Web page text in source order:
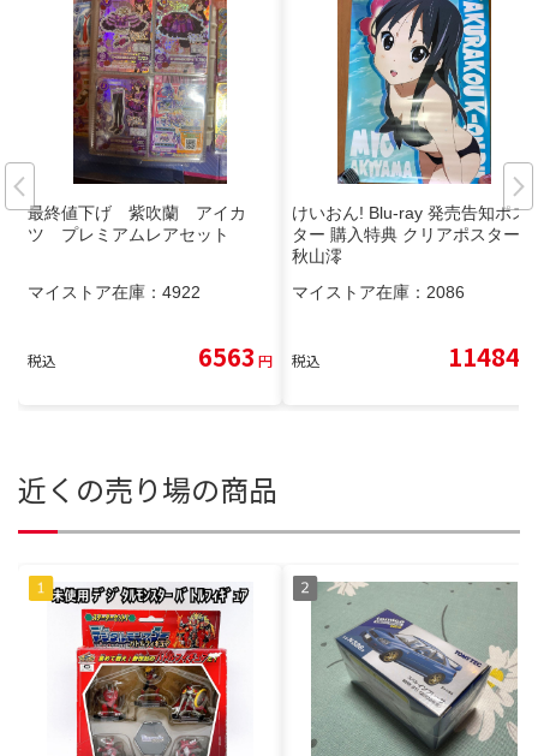
最終値下げ 紫吹蘭 アイカ
ツ プレミアムレアセット
マイストア在庫： 4922
税込 6563 円
けいおん! Blu-ray 発売告知ポス
ター 購入特典 クリアポスター
秋山澪
マイストア在庫： 2086
税込 11484
近くの売り場の商品